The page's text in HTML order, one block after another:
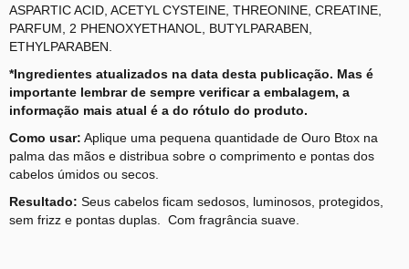
ASPARTIC ACID, ACETYL CYSTEINE, THREONINE, CREATINE,
PARFUM, 2 PHENOXYETHANOL, BUTYLPARABEN,
ETHYLPARABEN.
*Ingredientes atualizados na data desta publicação. Mas é
importante lembrar de sempre verificar a embalagem, a
informação mais atual é a do rótulo do produto.
Como usar: Aplique uma pequena quantidade de Ouro Btox na
palma das mãos e distribua sobre o comprimento e pontas dos
cabelos úmidos ou secos.
Resultado: Seus cabelos ficam sedosos, luminosos, protegidos,
sem frizz e pontas duplas. Com fragrância suave.